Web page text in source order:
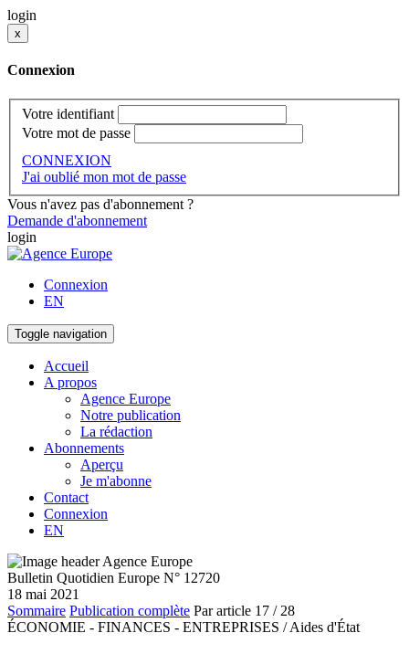
login
x
Connexion
Votre identifiant
Votre mot de passe
CONNEXION
J'ai oublié mon mot de passe
Vous n'avez pas d'abonnement ?
Demande d'abonnement
login
Connexion
EN
Toggle navigation
Accueil
A propos
Agence Europe
Notre publication
La rédaction
Abonnements
Aperçu
Je m'abonne
Contact
Connexion
EN
Bulletin Quotidien Europe N° 12720
18 mai 2021
Sommaire Publication complète Par article 17 / 28
ÉCONOMIE - FINANCES - ENTREPRISES / Aides d'État